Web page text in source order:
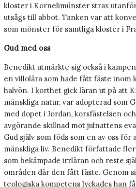
kloster i Korneli­münster strax
utsågs till abbot. Tanken var att
som mönster för samtliga kloster i
Gud med oss
Benedikt utmärkte sig också i
en villolära som hade fått fäste inom
halvön. I korthet gick läran ut på att
mänskliga natur, var adopterad som
med dopet i Jordan, korsfästelsen
avgörande skillnad mot julnattens
Gud själv som föds som en av oss
mänskliga liv. Benedikt författade
som bekämpade irrläran och reste
områden där den fått fäste. Genom
teologiska kompetens lyckades han